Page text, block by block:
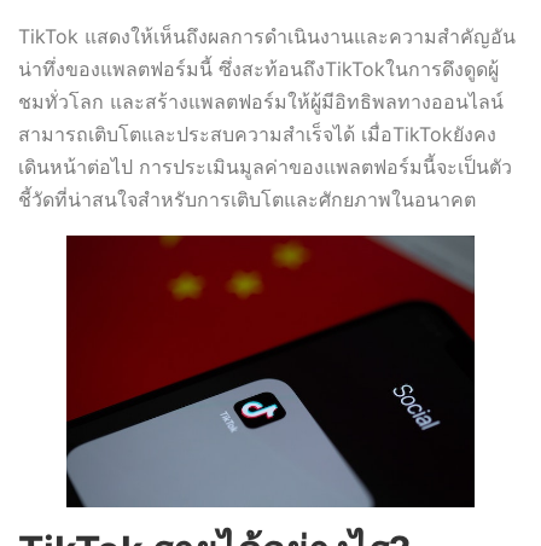
TikTok แสดงให้เห็นถึงผลการดำเนินงานและความสำคัญอัน
น่าทึ่งของแพลตฟอร์มนี้ ซึ่งสะท้อนถึงTikTokในการดึงดูดผู้
ชมทั่วโลก และสร้างแพลตฟอร์มให้ผู้มีอิทธิพลทางออนไลน์
สามารถเติบโตและประสบความสำเร็จได้ เมื่อTikTokยังคง
เดินหน้าต่อไป การประเมินมูลค่าของแพลตฟอร์มนี้จะเป็นตัว
ชี้วัดที่น่าสนใจสำหรับการเติบโตและศักยภาพในอนาคต